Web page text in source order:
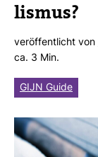
lismus?
ver­öf­fent­licht von
ca. 3 Min.
GIJN Guide